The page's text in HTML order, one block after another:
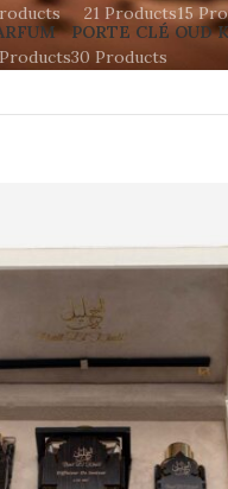
21 Products15
PORTE CLÉ OUD
30 Products